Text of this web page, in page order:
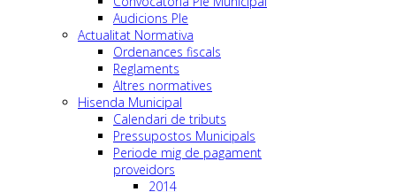
Audicions Ple
Actualitat Normativa
Ordenances fiscals
Reglaments
Altres normatives
Hisenda Municipal
Calendari de tributs
Pressupostos Municipals
Periode mig de pagament
proveidors
2014